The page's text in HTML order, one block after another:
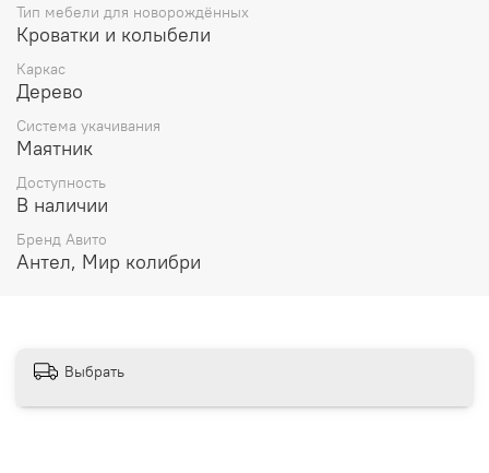
Тип мебели для новорождённых
Кроватки и колыбели
Каркас
Дерево
Система укачивания
Маятник
Доступность
В наличии
Бренд Авито
Антел, Мир колибри
Выбрать